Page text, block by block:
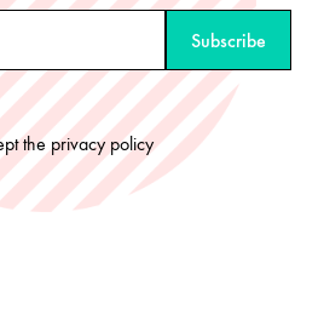
the privacy policy